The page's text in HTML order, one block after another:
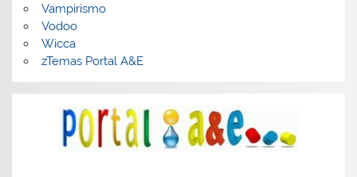
Vampirismo
Vodoo
Wicca
zTemas Portal A&E